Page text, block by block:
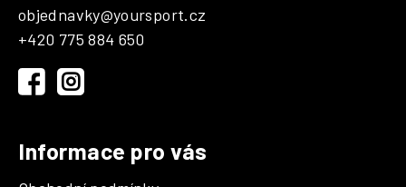
objednavky@yoursport.cz
+420 775 884 650
Informace pro vás